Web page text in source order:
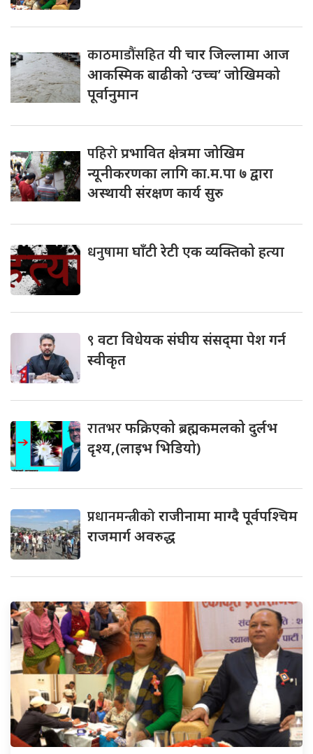
काठमाडौंसहितयी चार जिल्लामा आज
आकस्मिक बाढीको ‘उच्च’ जोखिमको
पूर्वानुमान
पहिरोप्रभावित क्षेत्रमा जोखिम
न्यूनीकरणका लागि का.म.पा ७ द्वारा
अस्थायी संरक्षण कार्य सुरु
धनुषामाघाँटी रेटी एक व्यक्तिको हत्या
९ वटा विधेयक संघीय संसद्‌मा पेश गर्न
स्वीकृत
रातभरफक्रिएको ब्रह्मकमलको दुर्लभ
दृश्य,(लाइभ भिडियो)
प्रधानमन्त्रीकोराजीनामा माग्दै पूर्वपश्चिम
राजमार्ग अवरुद्ध